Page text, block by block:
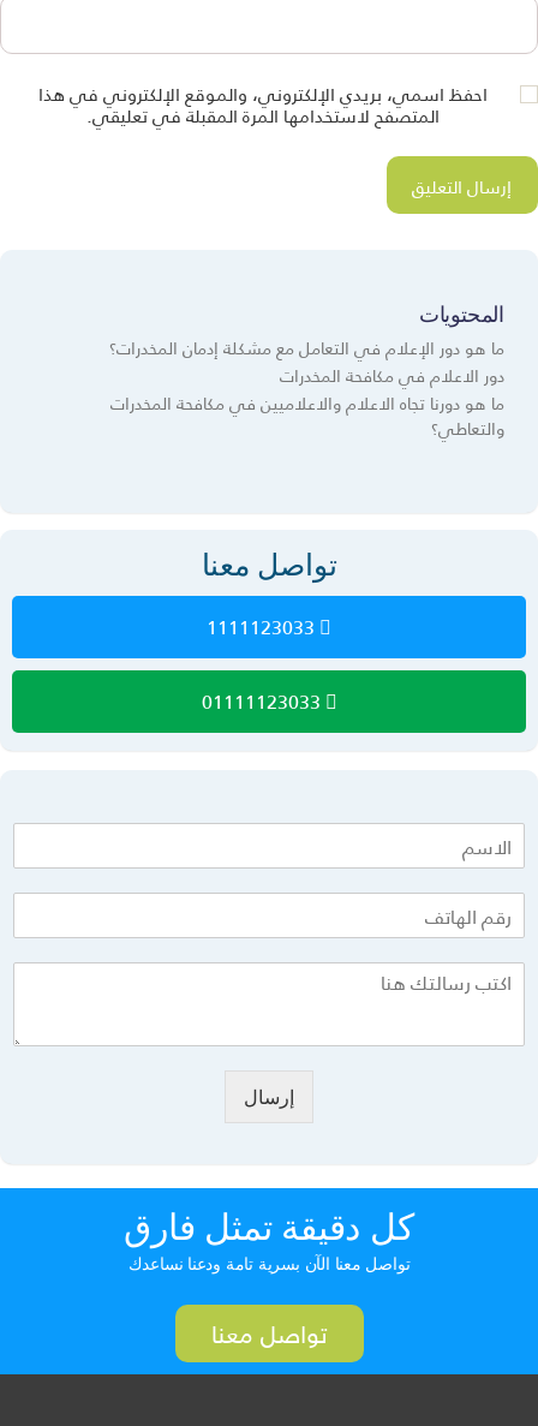
احفظ اسمي، بريدي الإلكتروني، والموقع الإلكتروني في هذا
المتصفح لاستخدامها المرة المقبلة في تعليقي.
المحتويات
ما هو دور الإعلام في التعامل مع مشكلة إدمان المخدرات؟
دور الاعلام في مكافحة المخدرات
ما هو دورنا تجاه الاعلام والاعلاميين في مكافحة المخدرات
والتعاطي؟
تواصل معنا
إرسال
كل دقيقة تمثل فارق
تواصل معنا الآن بسرية تامة ودعنا نساعدك
تواصل معنا